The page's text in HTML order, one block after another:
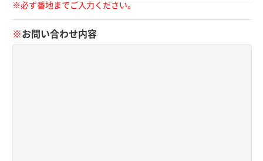
※必ず番地までご入力ください。
※お問い合わせ内容